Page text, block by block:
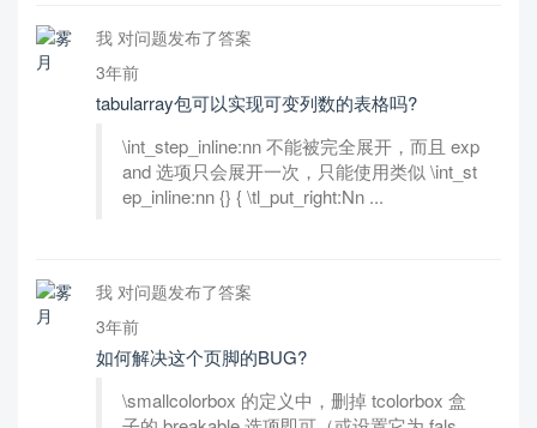
我 对问题发布了答案
3年前
tabularray包可以实现可变列数的表格吗?
\int_step_inline:nn 不能被完全展开，而且 exp
and 选项只会展开一次，只能使用类似 \int_st
ep_inline:nn {} { \tl_put_right:Nn ...
我 对问题发布了答案
3年前
如何解决这个页脚的BUG?
\smallcolorbox 的定义中，删掉 tcolorbox 盒